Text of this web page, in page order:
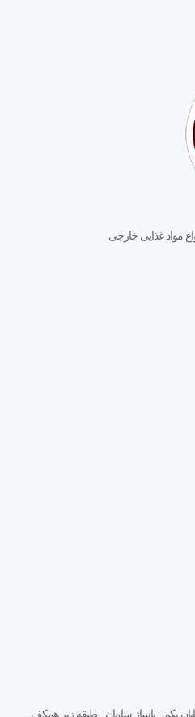
مواد غذایی خارجی
يكم - پاساژ سامان - طبقه زير همكف